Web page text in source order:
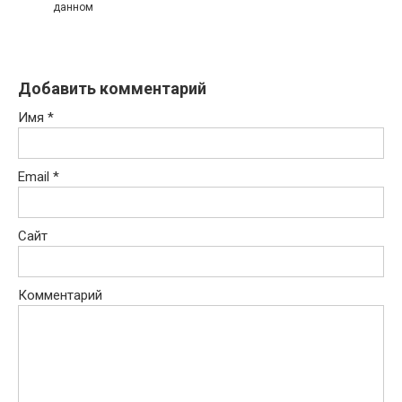
данном
Добавить комментарий
Имя *
Email *
Сайт
Комментарий